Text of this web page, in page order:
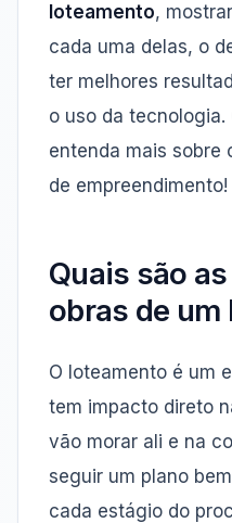
loteamento,
cada uma delas, o
ter melhores
o uso da
entenda mais sobre
de empreendimento!
Quais são
obras de um
O loteamento é um
tem impacto direto
vão morar ali e na
seguir um plano
cada estágio do